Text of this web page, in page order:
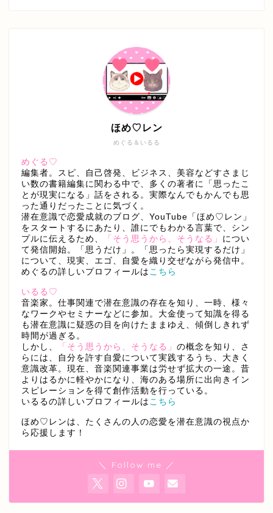
めぐる＆いるる
ほめ♡レン
めぐる♡
編集者。スピ、自己啓発、ビジネス、美容などすさまじ
い数の書籍編集に関わる中で、多くの著者に「思ったこ
とが現実になる」話をされる。実際なんでもかんでも思
った通りだったことに気づく。
潜在意識で恋愛成就のブログ、YouTube「ほめ♡レン」
をスタートするにあたり、誰にでもわかる言葉で、シン
プルに伝えるため、
「そう思うから、そうなる」 につい
て発信開始。「思うだけ」。「思ったら実現するだけ」
について、現実、エゴ、自愛を織り交ぜながら発信中。
めぐるの詳しいプロフィールは こちら
いるる♡
音楽家。仕事関連で潜在意識の存在を知り、一時、様々
なワークやセミナーなどに参加。大金使って知識を得る
も潜在意識に疑惑の目を向けたままゆえ、傾倒しきれず
時間が過ぎる。
しかし、
「そう思うから、そうなる」 の概念を知り、さ
らには、自分を許す自愛について実践するうち、大きく
意識改革。現在、音楽関連事業は労せず拡大の一途。昔
よりはるかに軽やかになり、海のある場所に出向きイン
スピレーションを得て創作活動を行っている。
いるるの詳しいプロフィールは こちら
ほめ♡レンは、たくさんの人の恋愛を潜在意識の視点か
ら応援します！
＼ Follow me ／